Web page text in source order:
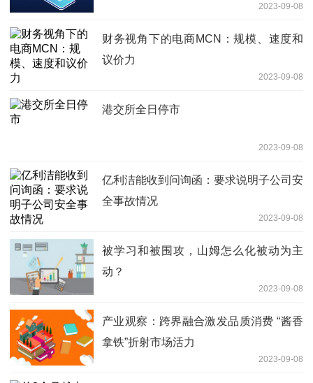
2023-09-08
财务视角下的电商MCN：规模、速度和
议价力
2023-09-08
港交所全日停市
2023-09-08
亿利洁能收到问询函：要求说明子公司安
全事故情况
2023-09-08
被学习和被围攻，山姆怎么化被动为主
动？
2023-09-08
产业观察：跨界融合激发品质消费 “酱香
拿铁”折射市场活力
2023-09-08